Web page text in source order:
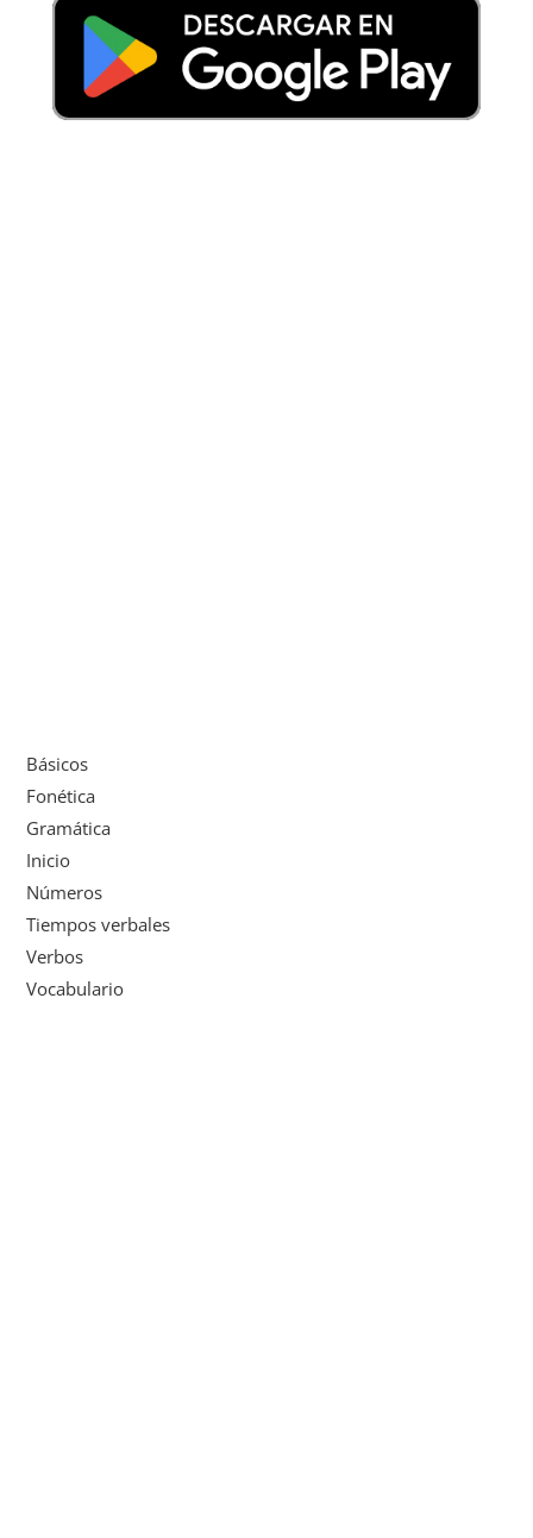
Básicos
Fonética
Gramática
Inicio
Números
Tiempos verbales
Verbos
Vocabulario